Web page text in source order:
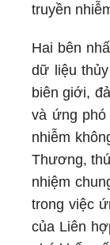
truyền
Hai bên
dữ liệu
biên giới,
và ứng
nhiễm
Thương,
nhiệm
trong việc
của Liên